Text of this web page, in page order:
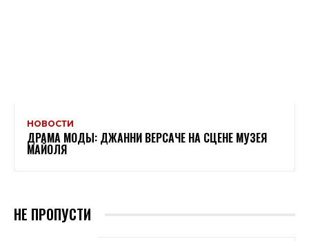
НОВОСТИ
ДРАМА МОДЫ: ДЖАННИ ВЕРСАЧЕ НА СЦЕНЕ МУЗЕЯ
МАЙОЛЯ
НЕ ПРОПУСТИ